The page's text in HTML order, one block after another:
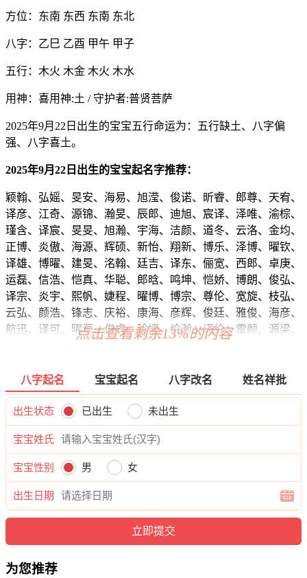
方位：东南 东西 东南 东北
八字：乙巳 乙酉 甲午 甲子
五行：木火 木金 木火 木水
用神：喜用神:土 / 守护者:普贤菩萨
2025年9月22日出生的宝宝五行命运为：五行缺土、八字偏
强、八字喜土。
2025年9月22日出生的宝宝起名字推荐：
颖翰、弘媱、旻安、海易、旭滢、俊诺、昕睿、郎尊、天宥、
译彦、江奇、源锦、瀚旻、辰郎、迪旭、宸译、泽唯、渝棕、
瑾含、译宸、旻旻、旭瀚、宇海、洁颜、道冬、云洛、金均、
正博、炎傲、海源、辉硕、新怡、翔新、博乐、泽博、曜钦、
译雄、博曜、建旻、洺翰、廷吉、译东、俪宽、西郎、卓庚、
运磊、信浩、恺真、华聪、郎晗、鸣坤、恺娇、博朗、俊弘、
译宗、炎宇、熙帆、婕程、曜博、博宗、尊伦、宽旋、枝弘、
云弘、颜浩、锋志、庆裕、康海、彦辉、俊廷、雅俊、海彦、
航迅、译可、曜源、俊睿、珍姗、伦瀚、译伦、雷颜、源梁、
博译、彦映、琛辉、迪建、夏耀、俊锦、乔景、恺启、任俊、
震曜、宇嫣、玄琛、瀚曜、昕柯、海海、昊浩、昭郎、麒如、
影奕、然旭、译远、尊郎、宗雅、乐辉、元旭、甯刚、廷俪、
恺利、睿庚、霖华、志菱、旭建、俊奥、云曜、道凯、晏彦、
帆辰、彦听、海浩、振浩、尊易、霆弘、熙郎、寅秋、郎远、
旭宽、影迅、任译、龙唯、宸凯、芷易、弘宇、浚俊、泽望、
启浩、译冉、辰晓、和恺。
点击查看剩余13%的内容
八字起名 宝宝起名 八字改名 姓名祥批
出生状态 已出生 未出生
宝宝姓氏
宝宝性别 男 女
出生日期
为您推荐